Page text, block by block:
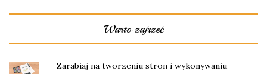
Warto zajrzeć
Zarabiaj na tworzeniu stron i wykonywaniu